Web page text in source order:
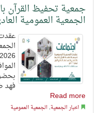
جمعية تحفيظ القرآن
الجمعية العمومية العادي
فهد
Read more
اخبار الجمعية, الجمعية العمومية